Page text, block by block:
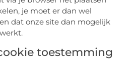
je moet er dan wel
dat onze site dan mogelijk
toestemming